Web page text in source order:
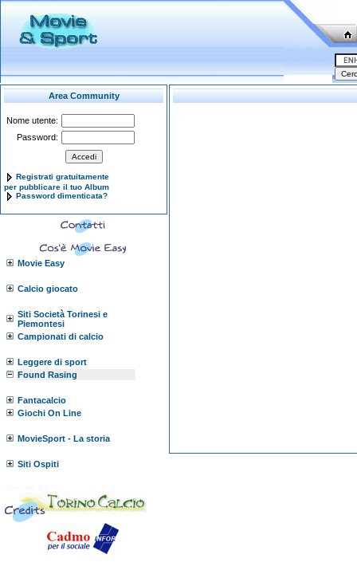
Area Community
Nome utente:
Password:
Registrati gratuitamente
per pubblicare il tuo Album
Password dimenticata?
Movie Easy
Calcio giocato
Siti Società Torinesi e
Piemontesi
Campionati di calcio
Leggere di sport
Found Rasing
Fantacalcio
Giochi On Line
MovieSport - La storia
Siti Ospiti